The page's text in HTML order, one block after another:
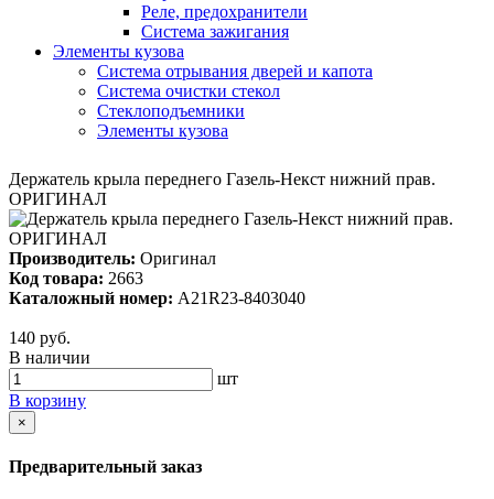
Реле, предохранители
Система зажигания
Элементы кузова
Система отрывания дверей и капота
Система очистки стекол
Стеклоподъемники
Элементы кузова
Держатель крыла переднего Газель-Некст нижний прав.
ОРИГИНАЛ
Производитель: Оригинал
Код товара: 2663
Каталожный номер: A21R23-8403040
140 руб.
В наличии
шт
В корзину
×
Предварительный заказ